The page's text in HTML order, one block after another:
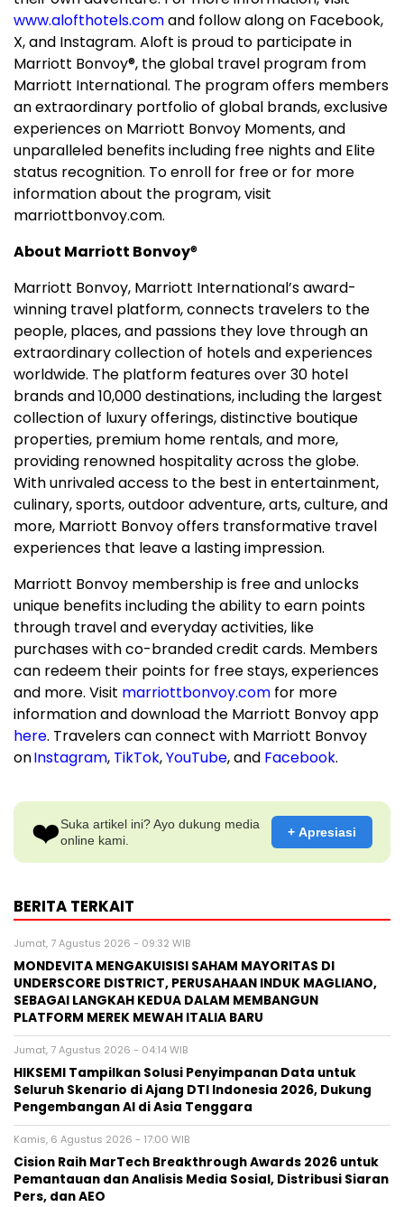
www.alofthotels.comand follow along on Facebook,
X, and Instagram. Aloft is proud to participate in
Marriott Bonvoy®, the global travel program from
Marriott International. The program offers members
an extraordinary portfolio of global brands, exclusive
experiences on Marriott Bonvoy Moments, and
unparalleled benefits including free nights and Elite
status recognition. To enroll for free or for more
information about the program, visit
marriottbonvoy.com.
About Marriott Bonvoy®
Marriott Bonvoy, Marriott International’s award-
winning travel platform, connects travelers to the
people, places, and passions they love through an
extraordinary collection of hotels and experiences
worldwide. The platform features over 30 hotel
brands and 10,000 destinations, including the largest
collection of luxury offerings, distinctive boutique
properties, premium home rentals, and more,
providing renowned hospitality across the globe.
With unrivaled access to the best in entertainment,
culinary, sports, outdoor adventure, arts, culture, and
more, Marriott Bonvoy offers transformative travel
experiences that leave a lasting impression.
Marriott Bonvoy membership is free and unlocks
unique benefits including the ability to earn points
through travel and everyday activities, like
purchases with co-branded credit cards. Members
can redeem their points for free stays, experiences
and more. Visit marriottbonvoy.com for more
information and download the Marriott Bonvoy app
here. Travelers can connect with Marriott Bonvoy
onInstagram, TikTok,YouTube, and Facebook.
❤️Suka artikel ini? Ayo dukung media
online kami.
+ Apresiasi
BERITA TERKAIT
Jumat, 7 Agustus 2026 - 09:32 WIB
MONDEVITA MENGAKUISISI SAHAM MAYORITAS DI
UNDERSCORE DISTRICT, PERUSAHAAN INDUK MAGLIANO,
SEBAGAI LANGKAH KEDUA DALAM MEMBANGUN
PLATFORM MEREK MEWAH ITALIA BARU
Jumat, 7 Agustus 2026 - 04:14 WIB
HIKSEMI Tampilkan Solusi Penyimpanan Data untuk
Seluruh Skenario di Ajang DTI Indonesia 2026, Dukung
Pengembangan AI di Asia Tenggara
Kamis, 6 Agustus 2026 - 17:00 WIB
Cision Raih MarTech Breakthrough Awards 2026 untuk
Pemantauan dan Analisis Media Sosial, Distribusi Siaran
Pers, dan AEO